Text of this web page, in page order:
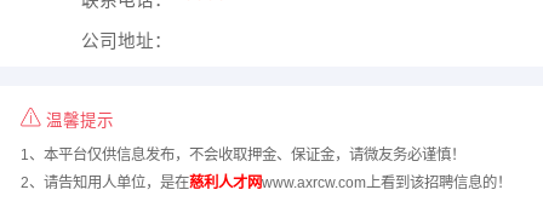
公司地址：
温馨提示
1、本平台仅供信息发布，不会收取押金、保证金，请微友务必谨慎！
2、请告知用人单位，是在慈利人才网www.axrcw.com上看到该招聘信息的！